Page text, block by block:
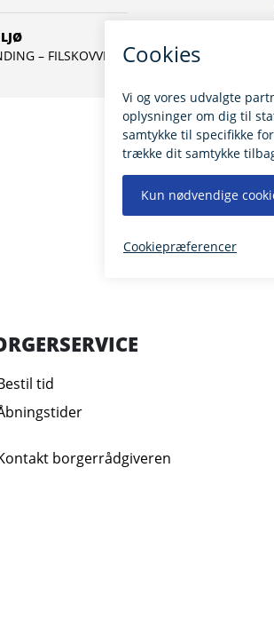
– FILSKOVVEJ
tid
borgerrådgiveren